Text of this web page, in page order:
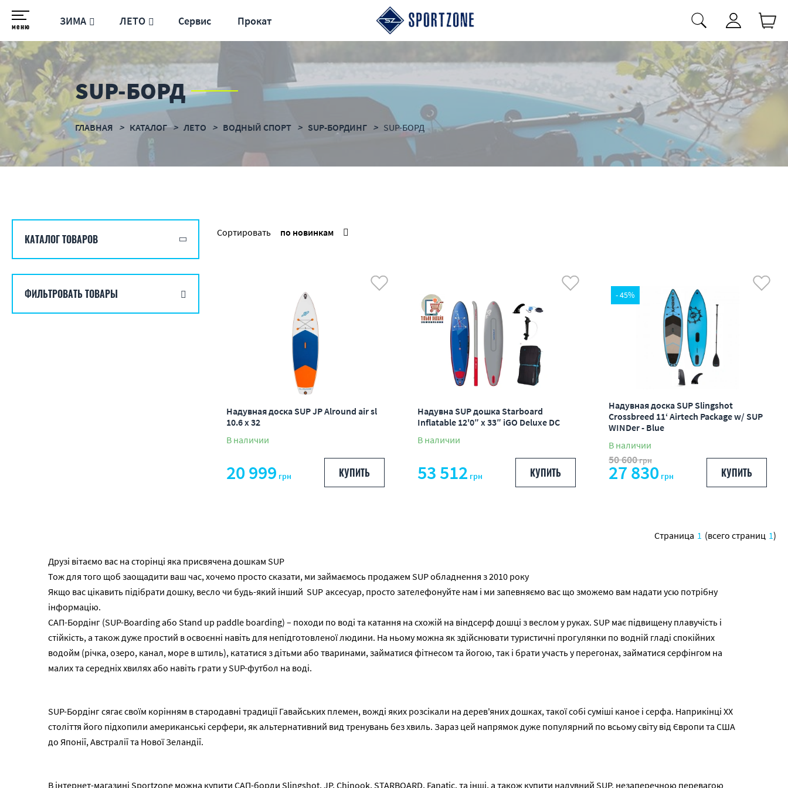
меню ЗИМА ЛЕТО Сервис Прокат
SUP-БОРД
ГЛАВНАЯ КАТАЛОГ ЛЕТО ВОДНЫЙ СПОРТ SUP-БОРДИНГ SUP-БОРД
КАТАЛОГ ТОВАРОВ
ФИЛЬТРОВАТЬ ТОВАРЫ
Сортировать
по новинкам
от дорогих к дешевым
Надувная доска SUP JP Alround air sl
10.6 х 32
В наличии
20 999 грн КУПИТЬ
Надувна SUP дошка Starboard
Inflatable 12'0″ x 33″ iGO Deluxe DC
В наличии
53 512 грн КУПИТЬ
- 45%
Надувная доска SUP Slingshot
Crossbreed 11‘ Airtech Package w/ SUP
WINDer - Blue
В наличии
50 600грн
27 830 грн КУПИТЬ
Страница 1 (всего страниц 1)
Друзі вітаємо вас на сторінці яка присвячена дошкам SUP
Тож для того щоб заощадити ваш час, хочемо просто сказати, ми займаємось продажем SUPобладнення з 2010 року
Якщо вас цікавить підібрати дошку, весло чи будь-який інший SUP аксесуар, просто зателефонуйте нам і ми запевняємо вас що зможемо вам надати усю потрібну
інформацію.
САП-Бордінг (SUP-Boarding або Stand up paddle boarding) – походи по воді та катання на схожій на віндсерф дошці з веслом у руках. SUP має підвищену плавучість і
стійкість, а також дуже простий в освоєнні навіть для непідготовленої людини. На ньому можна як здійснювати туристичні прогулянки по водній гладі спокійних
водойм (річка, озеро, канал, море в штиль), кататися з дітьми або тваринами, займатися фітнесом та йогою, так і брати участь у перегонах, займатися серфінгом на
малих та середніх хвилях або навіть грати у SUP-футбол на воді.
SUP-Бордінг сягає своїм корінням в стародавні традиції Гавайських племен, вожді яких розсікали на дерев'яних дошках, такої собі суміші каное і серфа. Наприкінці XX
століття його підхопили американські серфери, як альтернативний вид тренувань без хвиль. Зараз цей напрямок дуже популярний по всьому світу від Європи та США
до Японії, Австралії та Нової Зеландії.
В інтернет-магазині Sportzone можна купити САП-борди Slingshot, JP, Chinook, STARBOARD, Fanatic, та інші, а також купити надувний SUP, незаперечною перевагою